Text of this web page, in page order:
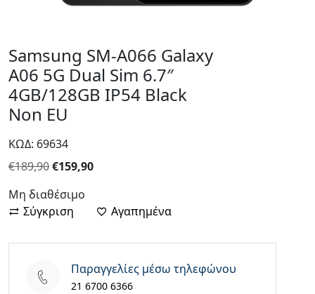
Samsung SM-A066 Galaxy
A06 5G Dual Sim 6.7″
4GB/128GB IP54 Black
Non EU
ΚΩΔ: 69634
€189,90Original
was:
€189,90.
€159,90Η
είναι:
Μη διαθέσιμο
Σύγκριση
Αγαπημένα
Παραγγελίες μέσω τηλεφώνου
21 6700 6366